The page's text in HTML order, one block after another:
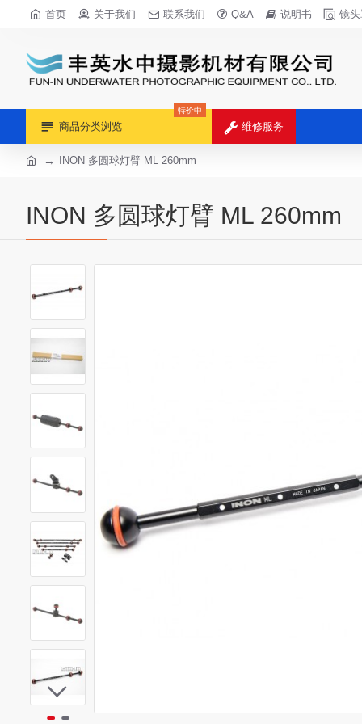
首页 关于我们 联系我们 Q&A 说明书 镜
商品分类浏览
特价中
维修服务
INON 多圆球灯臂 ML 260mm
INON 多圆球灯臂 ML 260mm